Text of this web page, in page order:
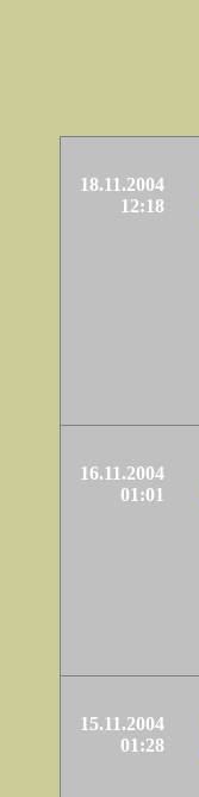
18.11.2004
12:18
16.11.2004
01:01
15.11.2004
01:28